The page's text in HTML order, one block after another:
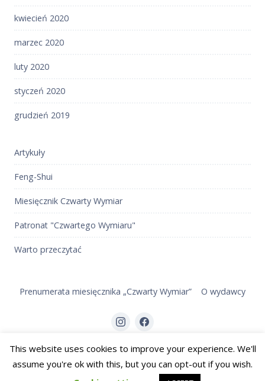
kwiecień 2020
marzec 2020
luty 2020
styczeń 2020
grudzień 2019
Artykuły
Feng-Shui
Miesięcznik Czwarty Wymiar
Patronat "Czwartego Wymiaru"
Warto przeczytać
Prenumerata miesięcznika „Czwarty Wymiar” O wydawcy
Element
menu
Element
menu
2026 Czwarty Wymiar Miesięcznik
Back to the top
This website uses cookies to improve your experience. We'll
assume you're ok with this, but you can opt-out if you wish.